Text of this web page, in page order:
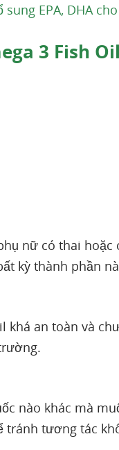
EPA, DHA
3 Fish Oil
nữ có thai
kỳ thành phần
an toàn và
nào khác mà
tránh tương tác